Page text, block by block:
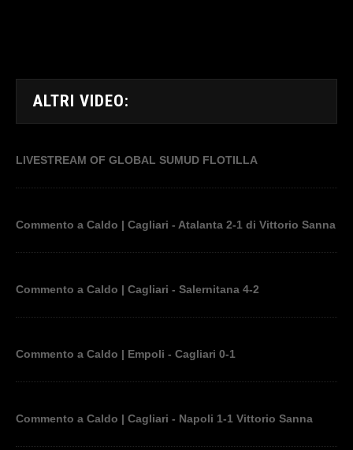
ALTRI VIDEO:
LIVESTREAM OF GLOBAL SUMUD FLOTILLA
Commento a Caldo | Cagliari - Atalanta 2-1 di Vittorio Sanna
Commento a Caldo | Cagliari - Salernitana 4-2
Commento a Caldo | Empoli - Cagliari 0-1
Commento a Caldo | Cagliari - Napoli 1-1 Vittorio Sanna